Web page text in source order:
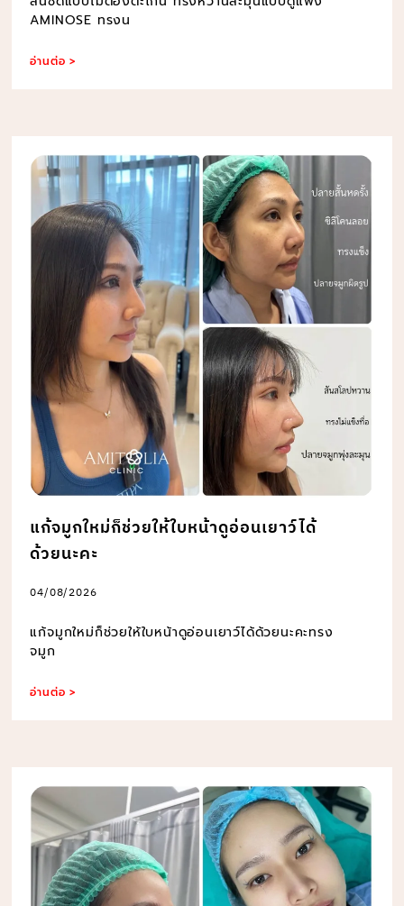
AMINOSE ทรงน
อ่านต่อ >
แก้จมูกใหม่ก็ช่วยให้ใบหน้าดูอ่อนเยาว์ได้
ด้วยนะคะ
04/08/2026
แก้จมูกใหม่ก็ช่วยให้ใบหน้าดูอ่อนเยาว์ได้ด้วยนะคะทรง
จมูก
อ่านต่อ >